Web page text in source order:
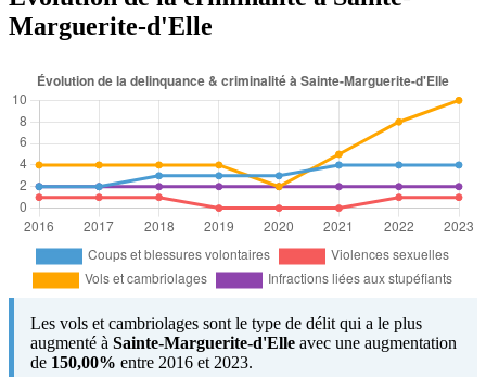
Marguerite-d'Elle
Les vols et cambriolages sont le type de délit qui a le plus
augmenté à Sainte-Marguerite-d'Elle avec une augmentation
de 150,00% entre 2016 et 2023.